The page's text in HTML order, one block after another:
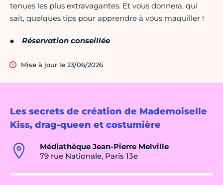
Les secrets de création de Mademoiselle
Kiss, drag-queen et costumière
Médiathèque Jean-Pierre Melville
79 rue Nationale, Paris 13e
tenues les plus extravagantes. Et vous donnera, qui
sait, quelques tips pour apprendre à vous maquiller !
Réservation conseillée
Mise à jour le 23/06/2026